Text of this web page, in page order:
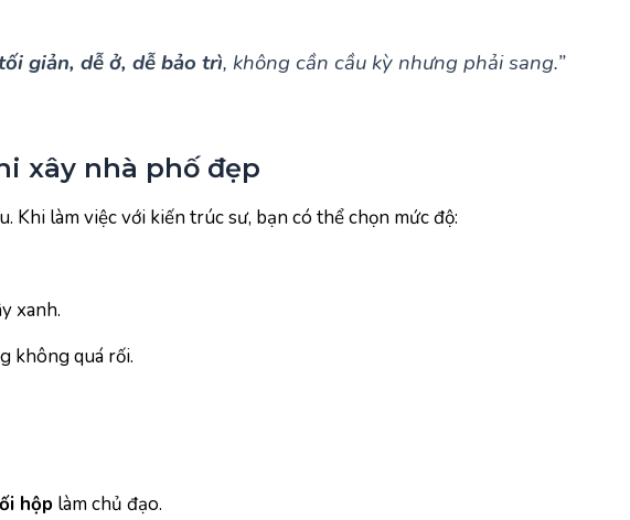
giản, dễ ở, dễ bảo trì, không cần cầu kỳ nhưng phải sang.”
xây nhà phố đẹp
Khi làm việc với kiến trúc sư, bạn có thể chọn mức độ:
xanh.
không quá rối.
hộp làm chủ đạo.